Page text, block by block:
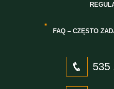
FAQ – CZĘSTO
535